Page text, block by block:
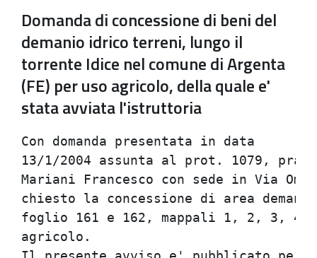
Domanda di concessione di beni del
demanio idrico terreni, lungo il
torrente Idice nel comune di Argenta
(FE) per uso agricolo, della quale e'
stata avviata l'istruttoria
Con domanda
13/1/2004 assunta al prot.
Mariani Francesco con sede in
chiesto la concessione di
foglio 161 e 162, mappali 1, 2,